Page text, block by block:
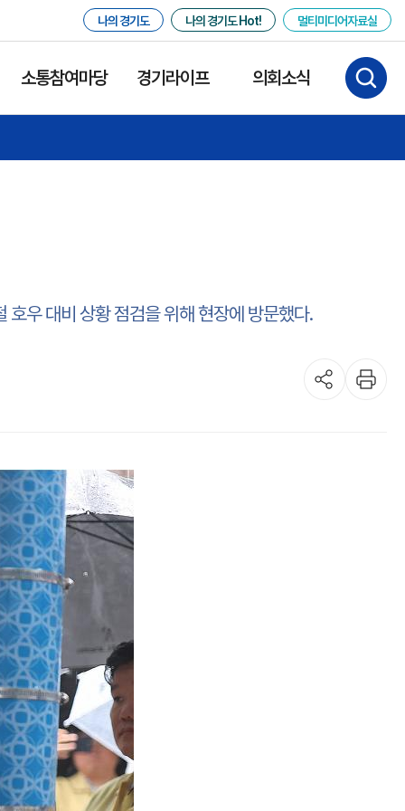
나의 경기도 나의 경기도 Hot! 멀티미디어자료실
소통참여마당 경기라이프 의회소식
우 대비 상황 점검을 위해 현장에 방문했다.